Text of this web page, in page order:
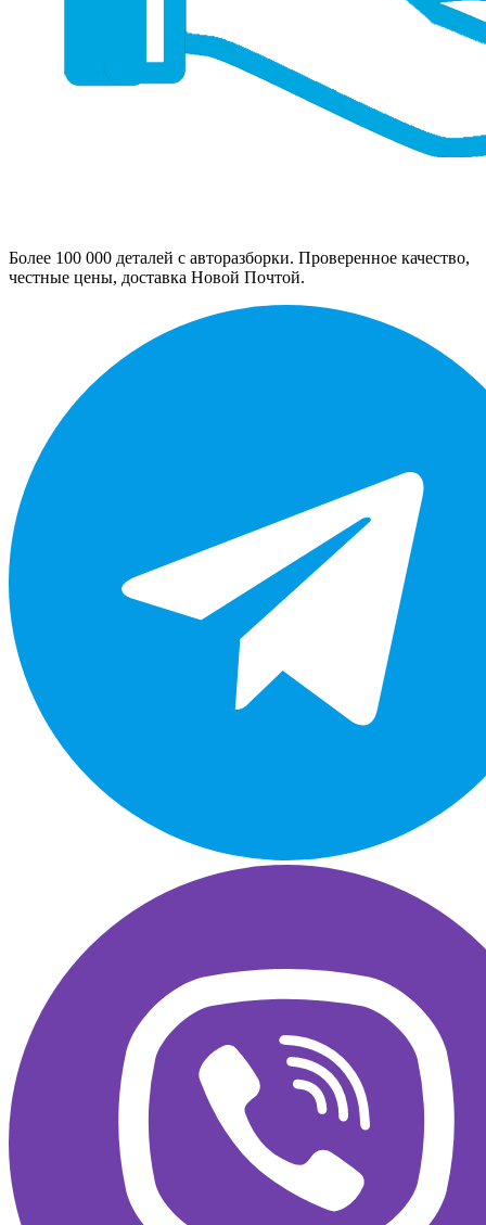
Более 100 000 деталей с авторазборки. Проверенное качество,
честные цены, доставка Новой Почтой.